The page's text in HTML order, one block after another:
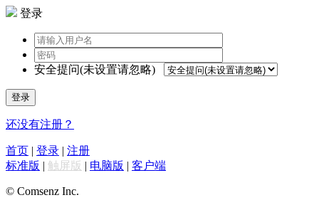
登录
安全提问(未设置请忽略)
登录
还没有注册？
首页 | 登录 | 注册
标准版 | 触屏版 | 电脑版 | 客户端
© Comsenz Inc.